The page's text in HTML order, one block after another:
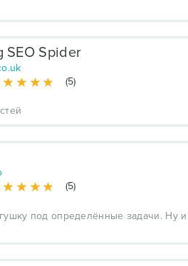
SEO Spider
(5)
(5)
под определённые задачи. Ну